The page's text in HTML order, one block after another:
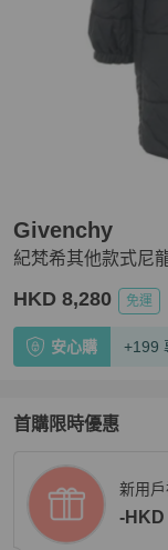
紀梵希其他款式尼
Givenchy
HKD 8,280 免運
安心購 +199
首購限時優惠
新用
-HKD